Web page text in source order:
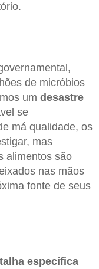
de micróbios
um desastre
se
má qualidade, os
mas
alimentos são
nas mãos
fonte de seus
específica